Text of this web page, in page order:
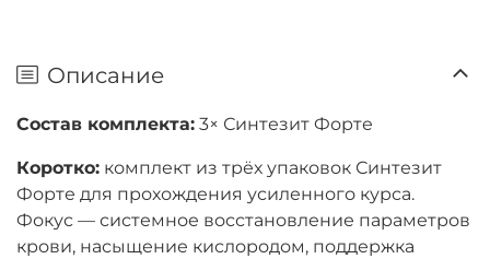
Описание
Состав комплекта: 3× Синтезит Форте
Коротко: комплект из трёх упаковок Синтезит
Форте для прохождения усиленного курса.
Фокус — системное восстановление параметров
крови, насыщение кислородом, поддержка